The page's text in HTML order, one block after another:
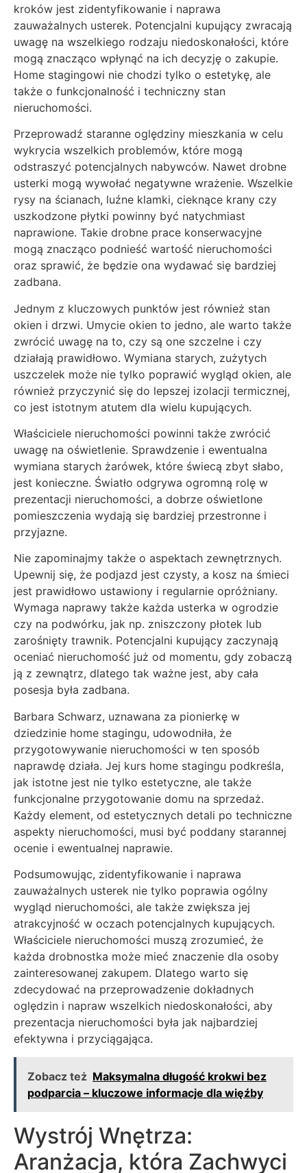
kroków jest zidentyfikowanie i naprawa
zauważalnych usterek. Potencjalni kupujący zwracają
uwagę na wszelkiego rodzaju niedoskonałości, które
mogą znacząco wpłynąć na ich decyzję o zakupie.
Home stagingowi nie chodzi tylko o estetykę, ale
także o funkcjonalność i techniczny stan
nieruchomości.
Przeprowadź staranne oględziny mieszkania w celu
wykrycia wszelkich problemów, które mogą
odstraszyć potencjalnych nabywców. Nawet drobne
usterki mogą wywołać negatywne wrażenie. Wszelkie
rysy na ścianach, luźne klamki, cieknące krany czy
uszkodzone płytki powinny być natychmiast
naprawione. Takie drobne prace konserwacyjne
mogą znacząco podnieść wartość nieruchomości
oraz sprawić, że będzie ona wydawać się bardziej
zadbana.
Jednym z kluczowych punktów jest również stan
okien i drzwi. Umycie okien to jedno, ale warto także
zwrócić uwagę na to, czy są one szczelne i czy
działają prawidłowo. Wymiana starych, zużytych
uszczelek może nie tylko poprawić wygląd okien, ale
również przyczynić się do lepszej izolacji termicznej,
co jest istotnym atutem dla wielu kupujących.
Właściciele nieruchomości powinni także zwrócić
uwagę na oświetlenie. Sprawdzenie i ewentualna
wymiana starych żarówek, które świecą zbyt słabo,
jest konieczne. Światło odgrywa ogromną rolę w
prezentacji nieruchomości, a dobrze oświetlone
pomieszczenia wydają się bardziej przestronne i
przyjazne.
Nie zapominajmy także o aspektach zewnętrznych.
Upewnij się, że podjazd jest czysty, a kosz na śmieci
jest prawidłowo ustawiony i regularnie opróżniany.
Wymaga naprawy także każda usterka w ogrodzie
czy na podwórku, jak np. zniszczony płotek lub
zarośnięty trawnik. Potencjalni kupujący zaczynają
oceniać nieruchomość już od momentu, gdy zobaczą
ją z zewnątrz, dlatego tak ważne jest, aby cała
posesja była zadbana.
Barbara Schwarz, uznawana za pionierkę w
dziedzinie home stagingu, udowodniła, że
przygotowywanie nieruchomości w ten sposób
naprawdę działa. Jej kurs home stagingu podkreśla,
jak istotne jest nie tylko estetyczne, ale także
funkcjonalne przygotowanie domu na sprzedaż.
Każdy element, od estetycznych detali po techniczne
aspekty nieruchomości, musi być poddany starannej
ocenie i ewentualnej naprawie.
Podsumowując, zidentyfikowanie i naprawa
zauważalnych usterek nie tylko poprawia ogólny
wygląd nieruchomości, ale także zwiększa jej
atrakcyjność w oczach potencjalnych kupujących.
Właściciele nieruchomości muszą zrozumieć, że
każda drobnostka może mieć znaczenie dla osoby
zainteresowanej zakupem. Dlatego warto się
zdecydować na przeprowadzenie dokładnych
oględzin i napraw wszelkich niedoskonałości, aby
prezentacja nieruchomości była jak najbardziej
efektywna i przyciągająca.
Zobacz też Maksymalna długość krokwi bez
podparcia – kluczowe informacje dla więźby
Wystrój Wnętrza:
Aranżacja, która Zachwyci